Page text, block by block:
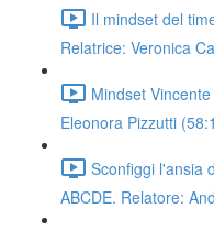
Il mindset del
Relatrice: Veronica
Mindset
Eleonora Pizzutti
Sconfiggi l'ansia
ABCDE. Relatore: